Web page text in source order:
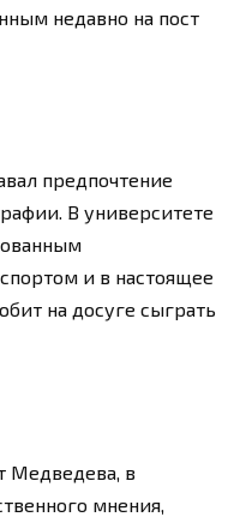
недавно на пост
предпочтение
В университете
и в настоящее
на досуге сыграть
Медведева, в
мнения,